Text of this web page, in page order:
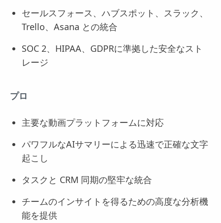
セールスフォース、ハブスポット、スラック、
Trello、Asana との統合
SOC 2、HIPAA、GDPRに準拠した安全なスト
レージ
プロ
主要な動画プラットフォームに対応
パワフルなAIサマリーによる迅速で正確な文字
起こし
タスクと CRM 同期の堅牢な統合
チームのインサイトを得るための高度な分析機
能を提供